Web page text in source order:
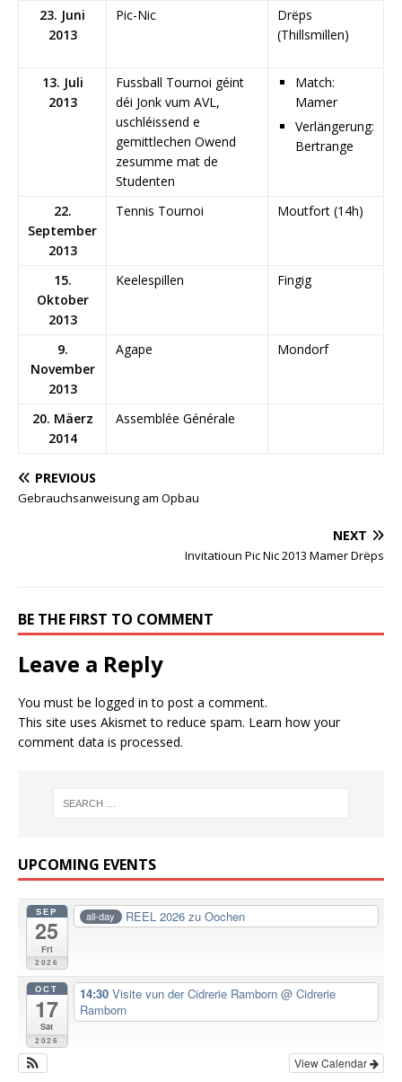
23. Juni
2013
Pic-Nic
Drëps
(Thillsmillen)
13. Juli
2013
Fussball Tournoi géint
déi Jonk vum AVL,
uschléissend e
gemittlechen Owend
zesumme mat de
Studenten
Match:
Mamer
Verlängerung:
Bertrange
22.
September
2013
Tennis Tournoi Moutfort (14h)
15.
Oktober
2013
Keelespillen Fingig
9.
November
2013
Agape Mondorf
20. Mäerz
2014
Assemblée Générale
PREVIOUS
Gebrauchsanweisung am Opbau
NEXT
Invitatioun Pic Nic 2013 Mamer Drëps
BE THE FIRST TO COMMENT
Leave a Reply
You must be logged in to post a comment.
This site uses Akismet to reduce spam. Learn how your
comment data is processed.
UPCOMING EVENTS
SEP
25
Fri
2026
all-day REEL 2026 zu Oochen
OCT
17
Sat
2026
14:30 Visite vun der Cidrerie Ramborn @ Cidrerie
Ramborn
View Calendar